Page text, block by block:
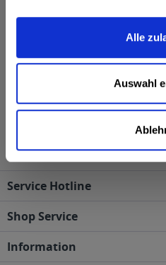
Alle
Auswahl
Kunden haben sich ebenfalls
ORO Rote Fruchtschorle
wird in den folgenden
Postleitzahl-Gebieten
Service Hotline
Shop Service
Information